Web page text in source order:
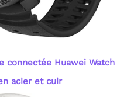
connectée Huawei Watch
acier et cuir